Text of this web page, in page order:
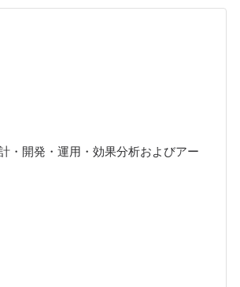
・開発・運用・効果分析およびアー